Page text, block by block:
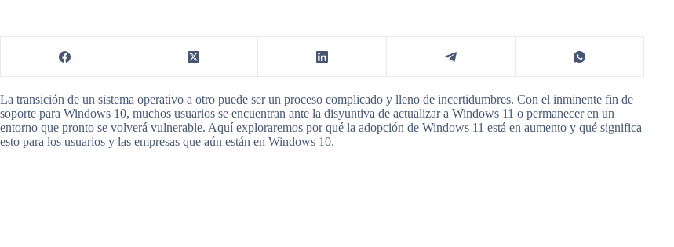
La transición de un sistema operativo a otro puede ser un proceso complicado y lleno de incertidumbres. Con el inminente fin de
soporte para Windows 10, muchos usuarios se encuentran ante la disyuntiva de actualizar a Windows 11 o permanecer en un
entorno que pronto se volverá vulnerable. Aquí exploraremos por qué la adopción de Windows 11 está en aumento y qué significa
esto para los usuarios y las empresas que aún están en Windows 10.